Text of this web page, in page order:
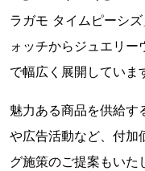
ラガモ タイムピーシ
ォッチからジュエリー
で幅広く展開していま
魅力ある商品を供給す
や広告活動など、付加
グ施策のご提案もいた